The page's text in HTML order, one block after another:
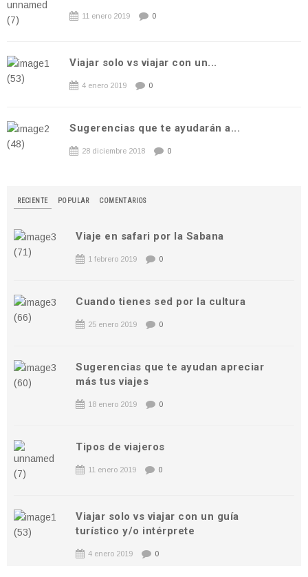
11 enero 2019 0
Viajar solo vs viajar con un...
4 enero 2019 0
Sugerencias que te ayudarán a...
28 diciembre 2018 0
RECIENTE POPULAR COMENTARIOS
Viaje en safari por la Sabana
1 febrero 2019 0
Cuando tienes sed por la cultura
25 enero 2019 0
Sugerencias que te ayudan apreciar
más tus viajes
18 enero 2019 0
Tipos de viajeros
11 enero 2019 0
Viajar solo vs viajar con un guía
turístico y/o intérprete
4 enero 2019 0